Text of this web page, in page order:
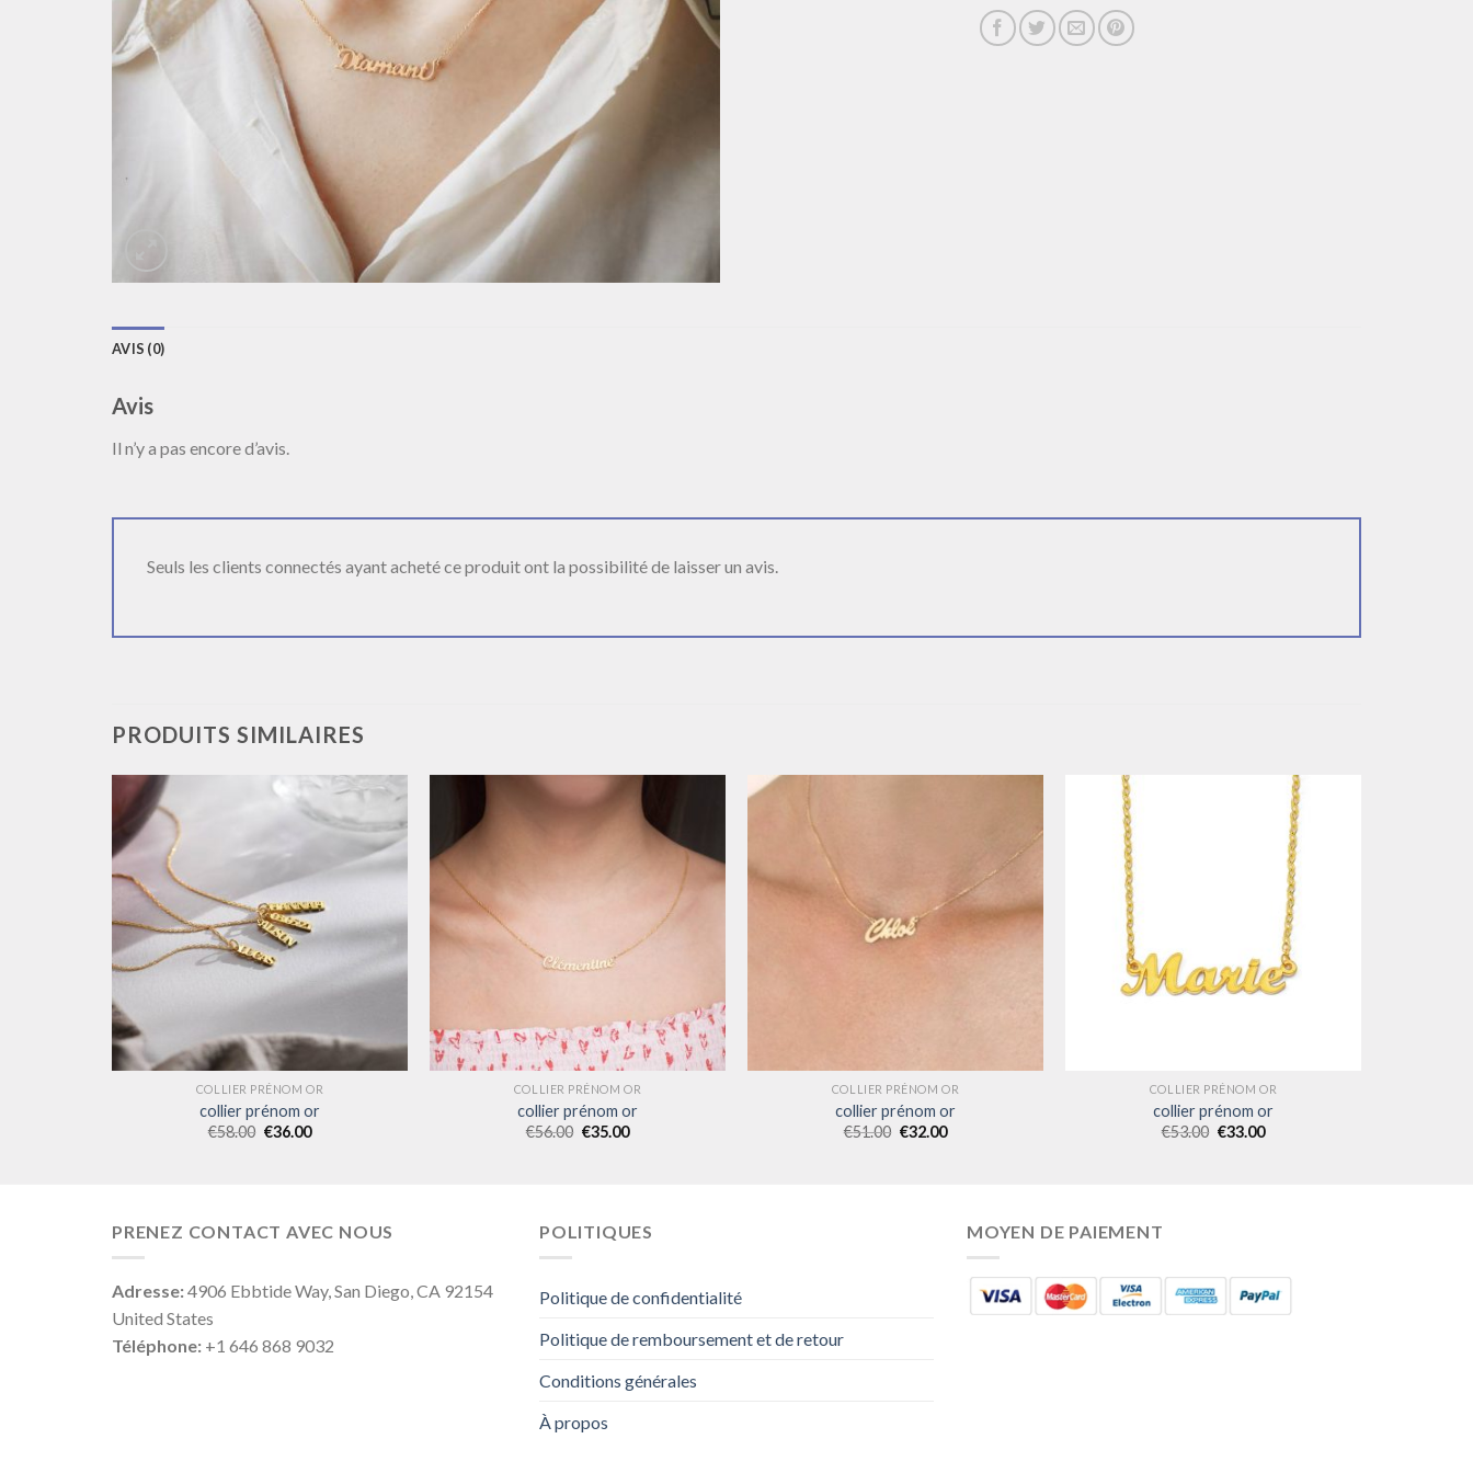
AVIS (0)
Avis
Il n’y a pas encore d’avis.
Seuls les clients connectés ayant acheté ce produit ont la possibilité de laisser un avis.
PRODUITS SIMILAIRES
COLLIER PRÉNOM OR
collier prénom or
€58.00 €36.00
COLLIER PRÉNOM OR
collier prénom or
€56.00 €35.00
COLLIER PRÉNOM OR
collier prénom or
€51.00 €32.00
COLLIER PRÉNOM OR
collier prénom or
€53.00 €33.00
PRENEZ CONTACT AVEC NOUS
Adresse:4906 Ebbtide Way, San Diego, CA 92154
United States
Téléphone: +1 646 868 9032
POLITIQUES
Politique de confidentialité
Politique de remboursement et de retour
Conditions générales
À propos
MOYEN DE PAIEMENT